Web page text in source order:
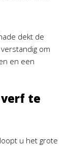
dekt de
om
en een
te
u het grote